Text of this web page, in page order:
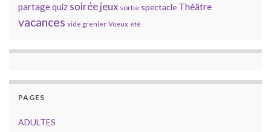
partagequiz soirée jeux sortie spectacle Théâtre
vacances vide grenier Voeux été
PAGES
ADULTES